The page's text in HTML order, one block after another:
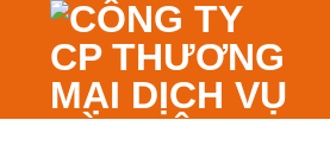
content